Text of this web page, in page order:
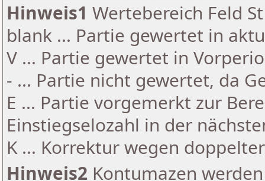
Hinweis1 Wertebereich Feld
blank ... Partie gewertet in
V ... Partie gewertet in
- ... Partie nicht gewertet, da
E ... Partie vorgemerkt zur
Einstiegselozahl in der
K ... Korrektur wegen
Hinweis2 Kontumazen